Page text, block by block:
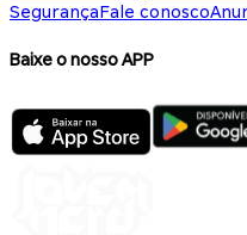
SegurançaFale conosco
Baixe o nosso APP